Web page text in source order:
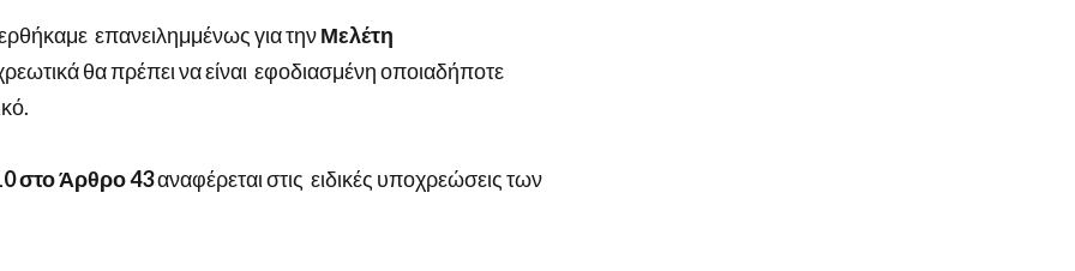
επανειλημμένως για τηνΜελέτη
θα πρέπει να είναι εφοδιασμένη οποιαδήποτε
στο Άρθρο 43αναφέρεται στις ειδικές υποχρεώσεις των